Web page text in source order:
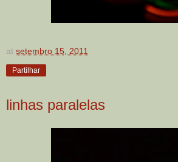
at setembro 15, 2011
Partilhar
linhas paralelas